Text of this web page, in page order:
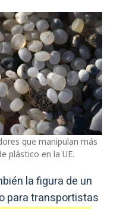
que manipulan más
plástico en la UE.
la figura de un
para transportistas